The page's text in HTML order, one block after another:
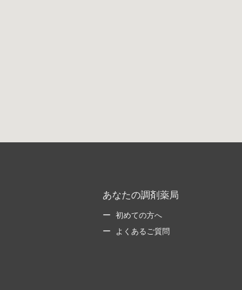
あなたの調剤薬局
初めての方へ
よくあるご質問